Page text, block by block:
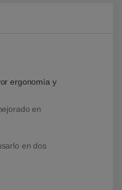
ergonomía y
en
en dos